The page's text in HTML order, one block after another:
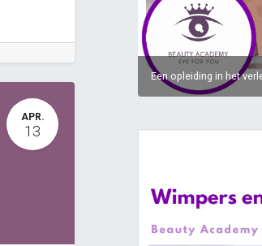
APR.
13
Een opleiding in het